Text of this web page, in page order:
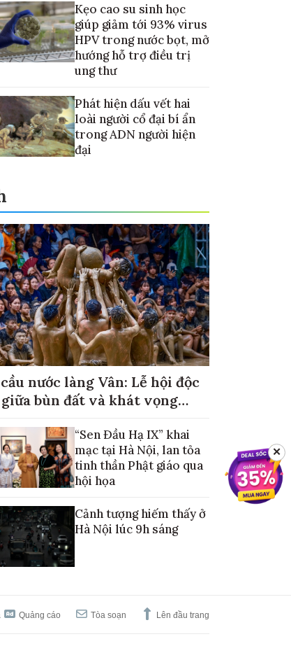
Kẹo cao su sinh học
giúp giảm tới 93% virus
HPV trong nước bọt, mở
hướng hỗ trợ điều trị
ung thư
Phát hiện dấu vết hai
loài người cổ đại bí ẩn
trong ADN người hiện
đại
nước làng Vân: Lễ hội độc
bùn đất và khát vọng
“Sen Đầu Hạ IX” khai
mạc tại Hà Nội, lan tỏa
tinh thần Phật giáo qua
hội họa
Cảnh tượng hiếm thấy ở
Hà Nội lúc 9h sáng
Quảng cáo Tòa soạn Lên đầu trang
✕